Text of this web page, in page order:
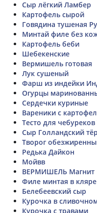
Сыр лёгкий Ламбер
Картофель сырой
Говядина тушеная
Минтай филе без
Картофель беби
Шебекенские
Вермишель готовая
Лук сушеный
Фарш из индейки
Огурцы
Сердечки куриные
Вареники с
Тесто для чебуреков
Сыр Голландский
Творог
Редька Дайкон
Мойвв
ВЕРМИШЕЛЬ Магнит
Филе минтая в
Белебеевский сыр
Курочка в
Курочка с травами